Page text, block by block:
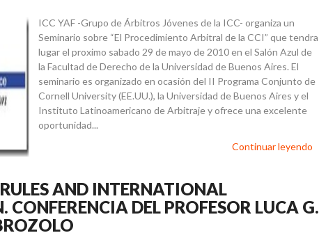
ICC YAF -Grupo de Árbitros Jóvenes de la ICC- organiza un
Seminario sobre “El Procedimiento Arbitral de la CCI” que tendra
lugar el proximo sabado 29 de mayo de 2010 en el Salón Azul de
la Facultad de Derecho de la Universidad de Buenos Aires. El
seminario es organizado en ocasión del II Programa Conjunto de
Cornell University (EE.UU.), la Universidad de Buenos Aires y el
Instituto Latinoamericano de Arbitraje y ofrece una excelente
oportunidad...
Continuar leyendo
AND INTERNATIONAL
DEL PROFESOR LUCA G.